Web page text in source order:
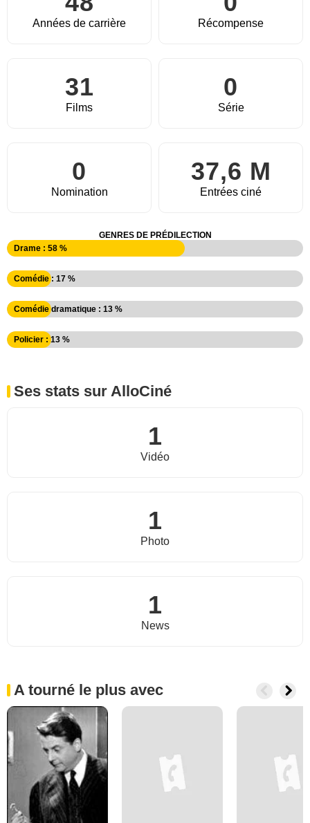
Années de carrière Récompense
31
Films
0
Série
0
Nomination
37,6 M
Entrées ciné
GENRES DE PRÉDILECTION
Drame : 58 %
Comédie : 17 %
Comédie dramatique : 13 %
Policier : 13 %
Ses stats sur AlloCiné
1
Vidéo
1
Photo
1
News
A tourné le plus avec